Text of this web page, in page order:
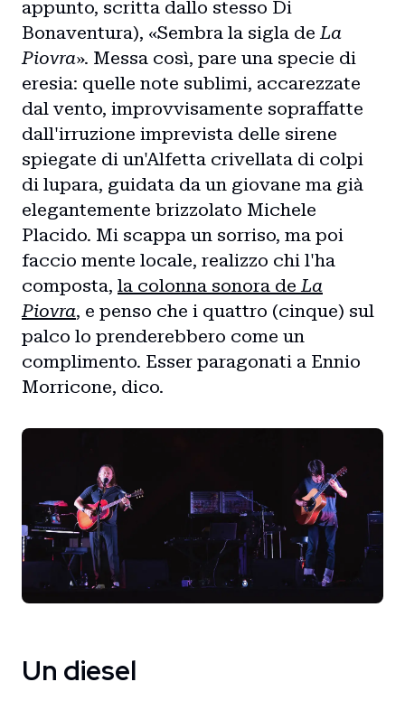
appunto, scritta dallo stesso Di
Bonaventura), «Sembra la sigla de La
Piovra». Messa così, pare una specie di
eresia: quelle note sublimi, accarezzate
dal vento, improvvisamente sopraffatte
dall'irruzione imprevista delle sirene
spiegate di un'Alfetta crivellata di colpi
di lupara, guidata da un giovane ma già
elegantemente brizzolato Michele
Placido. Mi scappa un sorriso, ma poi
faccio mente locale, realizzo chi l'ha
composta, la colonna sonora de La
Piovra, e penso che i quattro (cinque) sul
palco lo prenderebbero come un
complimento. Esser paragonati a Ennio
Morricone, dico.
Un diesel